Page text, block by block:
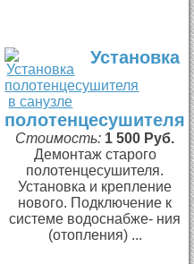
Установка
полотенцесушителя
Стоимость: 1 500 Руб.
Демонтаж старого
полотенцесушителя.
Установка и крепление
нового. Подключение к
системе водоснабже- ния
(отопления) ...